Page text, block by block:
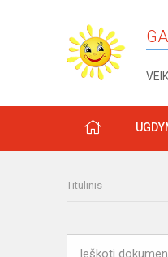
PRADŽIA
Titulinis